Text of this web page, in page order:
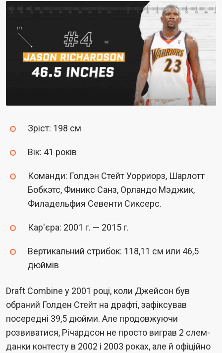
Зріст: 198 см
Вік: 41 років
Команди: Голдэн Стейт Уорриорз, Шарлотт
Бобкэтс, Финикс Санз, Орландо Мэджик,
Филадельфия Севенти Сиксерс.
Кар'єра: 2001 г. — 2015 г.
Вертикальний стрибок: 118,11 см или 46,5
дюймів
Draft Combine у 2001 році, коли Джейсон був
обраний Голден Стейт на драфті, зафіксував
посередні 39,5 дюйми. Але продовжуючи
розвиватися, Річардсон не просто виграв 2 слем-
данки контесту в 2002 і 2003 роках, але й офіційно